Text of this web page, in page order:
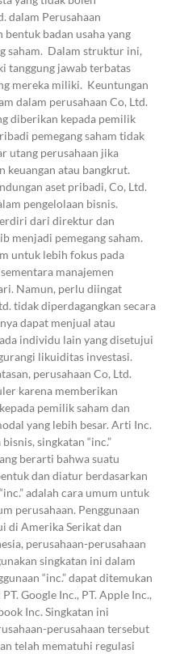
dalam Perusahaan
bentuk badan usaha yang
saham. Dalam struktur ini,
tanggung jawab terbatas
mereka miliki. Keuntungan
dalam perusahaan Co, Ltd.
diberikan kepada pemilik
pemegang saham tidak
utang perusahaan jika
keuangan atau bangkrut.
aset pribadi, Co, Ltd.
pengelolaan bisnis.
dari direktur dan
menjadi pemegang saham.
untuk lebih fokus pada
manajemen
Namun, perlu diingat
tidak diperdagangkan secara
dapat menjual atau
individu lain yang disetujui
likuiditas investasi.
perusahaan Co, Ltd.
karena memberikan
pemilik saham dan
yang lebih besar. Arti Inc.
singkatan “inc.”
berarti bahwa suatu
dan diatur berdasarkan
adalah cara umum untuk
perusahaan. Penggunaan
di Amerika Serikat dan
perusahaan-perusahaan
singkatan ini dalam
“inc.” dapat ditemukan
Google Inc., PT. Apple Inc.,
Inc. Singkatan ini
perusahaan tersebut
telah mematuhi regulasi